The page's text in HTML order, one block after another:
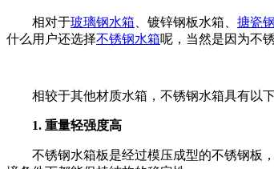
相对于玻璃钢水箱 、镀锌钢板水箱、 搪瓷
什么用户还选择不锈钢水箱呢，当然是因为不
相较于其他材质水箱，不锈钢水箱具有以
1. 重量轻强度高
不锈钢水箱板是经过模压成型的不锈钢板